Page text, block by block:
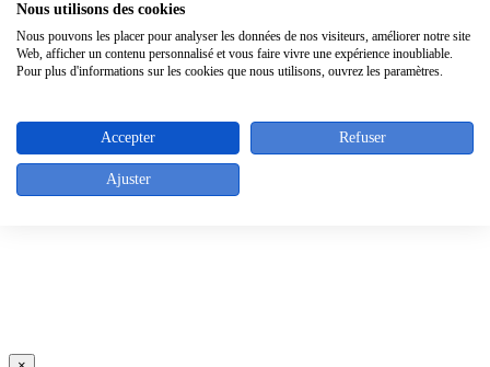
Tel : +32 (0)2/640.05.43
Fax : +32 (0)2/640.30.39
Top
Nous utilisons des cookies
Nous pouvons les placer pour analyser les données de nos visiteurs, améliorer notre site
Web, afficher un contenu personnalisé et vous faire vivre une expérience inoubliable.
Pour plus d'informations sur les cookies que nous utilisons, ouvrez les paramètres.
Accepter Refuser
Ajuster